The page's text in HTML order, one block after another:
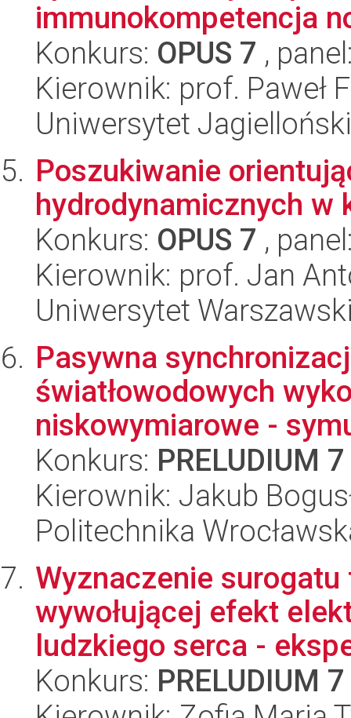
immunokompetencja
Konkurs: OPUS 7 ,
Kierownik: prof. Paweł
Uniwersytet
Poszukiwanie
hydrodynamicznych w
Konkurs: OPUS 7 ,
Kierownik: prof. Jan
Uniwersytet
Pasywna
światłowodowych
niskowymiarowe -
Konkurs: PRELUDIUM 7
Kierownik: Jakub
Politechnika
Wyznaczenie
wywołującej efekt
ludzkiego serca -
Konkurs: PRELUDIUM 7